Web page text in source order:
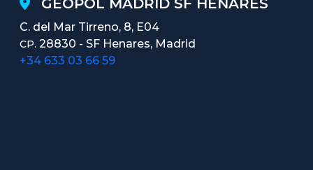
GEOPOL MADRID SF HENARES
C. del Mar Tirreno, 8, E04
CP. 28830 - SF Henares, Madrid
+34 633 03 66 59